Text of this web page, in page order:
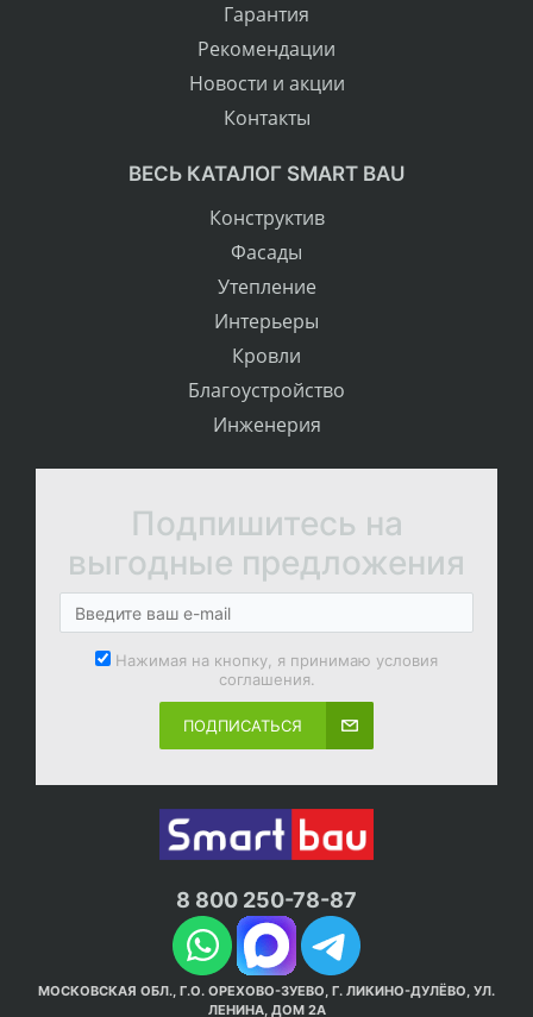
Гарантия
Рекомендации
Новости и акции
Контакты
ВЕСЬ КАТАЛОГ SMART BAU
Конструктив
Фасады
Утепление
Интерьеры
Кровли
Благоустройство
Инженерия
Подпишитесь на
выгодные предложения
Нажимая на кнопку, я принимаю условия
соглашения.
ПОДПИСАТЬСЯ
8 800 250-78-87
МОСКОВСКАЯ ОБЛ., Г.О. ОРЕХОВО-ЗУЕВО, Г. ЛИКИНО-ДУЛЁВО, УЛ.
ЛЕНИНА, ДОМ 2А